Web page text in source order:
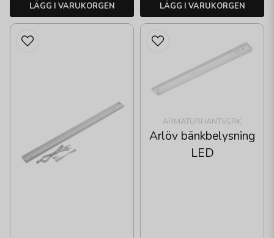
LÄGG I VARUKORGEN LÄGG I VARUKORGEN
ARMATURHANTVERK
Arlöv bänkbelysning
LED